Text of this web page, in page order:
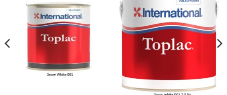
Toevoegen
wenslijst
Toevoegen
aan
wenslijst